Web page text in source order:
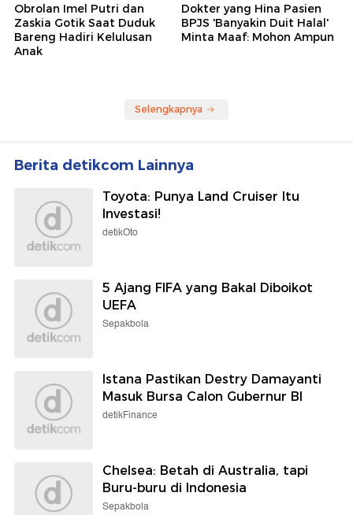
Obrolan Imel Putri dan
Zaskia Gotik Saat Duduk
Bareng Hadiri Kelulusan
Anak
Dokter yang Hina Pasien
BPJS 'Banyakin Duit Halal'
Minta Maaf: Mohon Ampun
Selengkapnya
Berita detikcom Lainnya
Toyota: Punya Land Cruiser Itu
Investasi!
detikOto
5 Ajang FIFA yang Bakal Diboikot
UEFA
Sepakbola
Istana Pastikan Destry Damayanti
Masuk Bursa Calon Gubernur BI
detikFinance
Chelsea: Betah di Australia, tapi
Buru-buru di Indonesia
Sepakbola